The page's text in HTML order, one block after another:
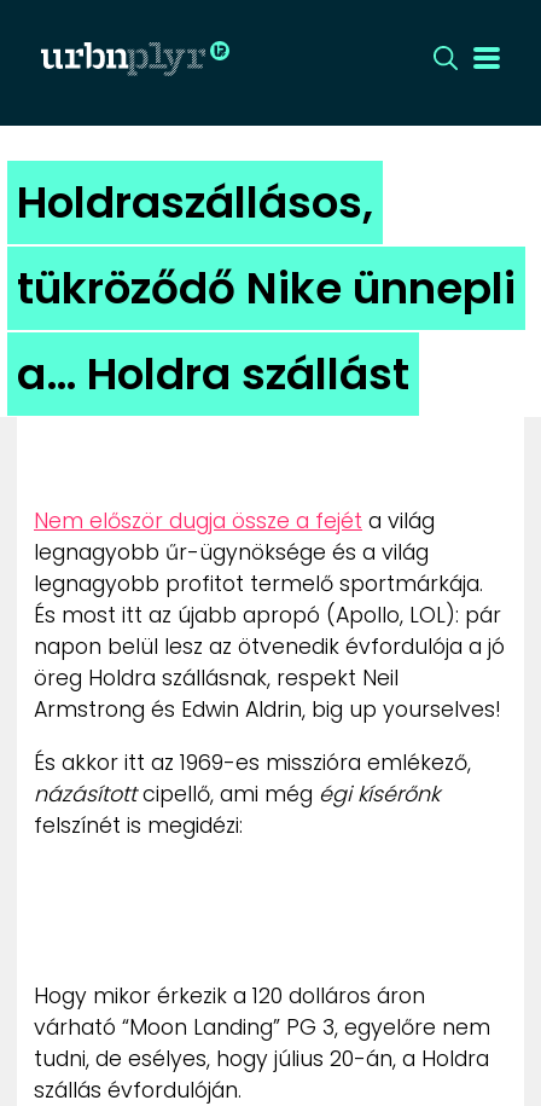
CÍMLAP
DIZÁJN
DIVAT
HIP
UTCA
ZENE
MÉDIAAJÁNLAT
IMPRESSZUM
PR-ARCHÍVUM
ADATKEZELÉSI TÁJÉKOZTATÓ
Holdraszállásos,
tükröződő Nike ünnepli
a… Holdra szállást
Nem először dugja össze a fejét a világ
legnagyobb űr-ügynöksége és a világ
legnagyobb profitot termelő sportmárkája.
És most itt az újabb apropó (Apollo, LOL): pár
napon belül lesz az ötvenedik évfordulója a jó
öreg Holdra szállásnak, respekt Neil
Armstrong és Edwin Aldrin, big up yourselves!
És akkor itt az 1969-es misszióra emlékező,
názásítottcipellő, ami még égi kísérőnk
felszínét is megidézi:
Hogy mikor érkezik a 120 dolláros áron
várható “Moon Landing” PG 3, egyelőre nem
tudni, de esélyes, hogy július 20-án, a Holdra
szállás évfordulóján.